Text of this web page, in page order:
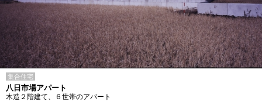
集合住宅
八日市場アパート
木造２階建て、６世帯のアパート